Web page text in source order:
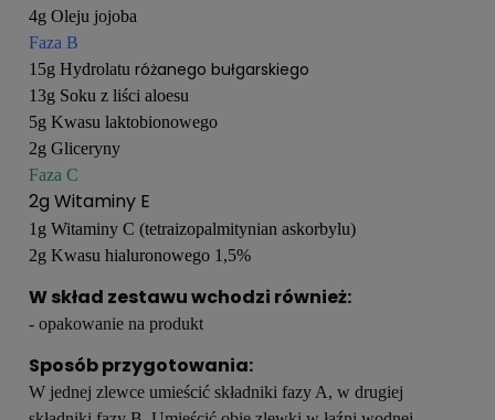
4g Oleju jojoba
Faza B
15g Hydrolatu różanego bułgarskiego
13g Soku z liści aloesu
5g Kwasu laktobionowego
2g Gliceryny
Faza C
2g Witaminy E
1g Witaminy C (tetraizopalmitynian askorbylu)
2g Kwasu hialuronowego 1,5%
W skład zestawu wchodzi również:
- opakowanie na produkt
Sposób przygotowania:
W jednej zlewce umieścić składniki fazy A, w drugiej